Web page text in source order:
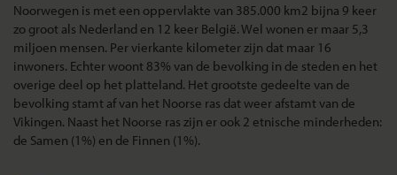
Noorwegen is met een oppervlakte van 385.000 km2 bijna 9 keer
zo groot als Nederland en 12 keer België. Wel wonen er maar 5,3
miljoen mensen. Per vierkante kilometer zijn dat maar 16
inwoners. Echter woont 83% van de bevolking in de steden en het
overige deel op het platteland. Het grootste gedeelte van de
bevolking stamt af van het Noorse ras dat weer afstamt van de
Vikingen. Naast het Noorse ras zijn er ook 2 etnische minderheden:
de Samen (1%) en de Finnen (1%).